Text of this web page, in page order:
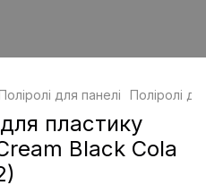
для панелі Поліролі
пластику
Black Cola